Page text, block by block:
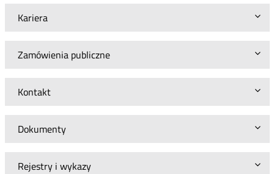
Kariera
Zamówienia publiczne
Kontakt
Dokumenty
Rejestry i wykazy